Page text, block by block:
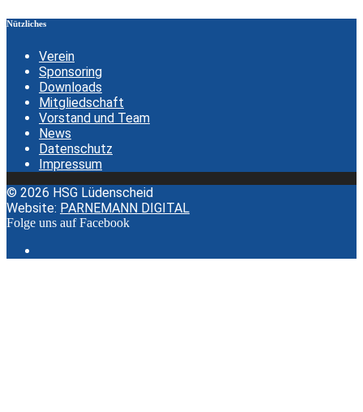
Nützliches
Verein
Sponsoring
Downloads
Mitgliedschaft
Vorstand und Team
News
Datenschutz
Impressum
© 2026 HSG Lüdenscheid
Website: PARNEMANN DIGITAL
Folge uns auf Facebook